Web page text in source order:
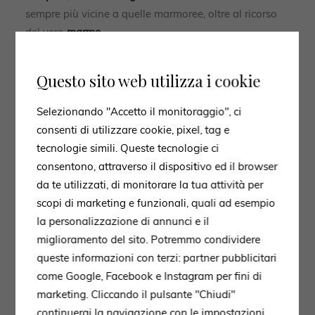
sempre più vicine a quelle marmoree, oltre al ricorso
del veromarmo.
incarna l’impegno diMolteni&Cverso l’estetica, la
l’esposizione diMaxaltoal Salone, con una serie di
ambienti distinti resi straordinari da alte pareti
luminose in carta di riso in cui i prodotti più iconici del
marchio dialogano con oggetti preziosi e opere d’arte.
4. ILLUMINAZIONE INTEGRATA
Tendenza ricorrente nei prodotti esposti da
e numerosi altri brand durante Salone e Fuorisalone, è
sicuramente quella dell’illuminazione integrata.
L’illuminazione, che evidenzi il perimetro dell’arredo o
anche solo un dettaglio di esso, coniuga il fattore
Questo sito web utilizza i cookie
Selezionando "Accetto il monitoraggio", ci
consenti di utilizzare cookie, pixel, tag e
tecnologie simili. Queste tecnologie ci
consentono, attraverso il dispositivo ed il browser
da te utilizzati, di monitorare la tua attività per
scopi di marketing e funzionali, quali ad esempio
la personalizzazione di annunci e il
miglioramento del sito. Potremmo condividere
queste informazioni con terzi: partner pubblicitari
come Google, Facebook e Instagram per fini di
marketing. Cliccando il pulsante "Chiudi"
continuerai la navigazione con le impostazioni